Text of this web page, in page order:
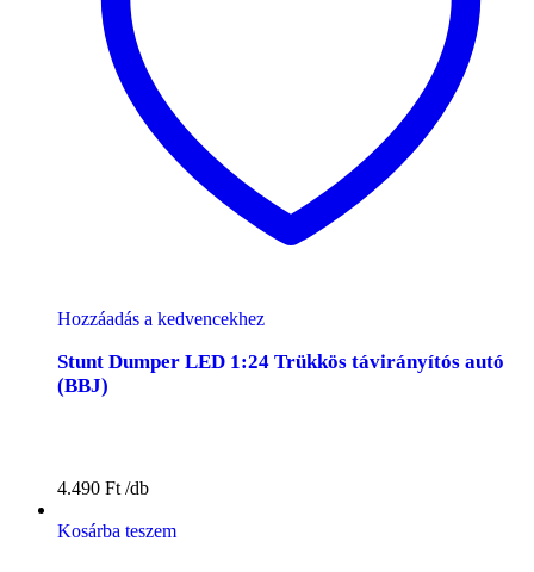
Hozzáadás a kedvencekhez
Stunt Dumper LED 1:24 Trükkös távirányítós autó
(BBJ)
4.490 Ft
Kosárba teszem